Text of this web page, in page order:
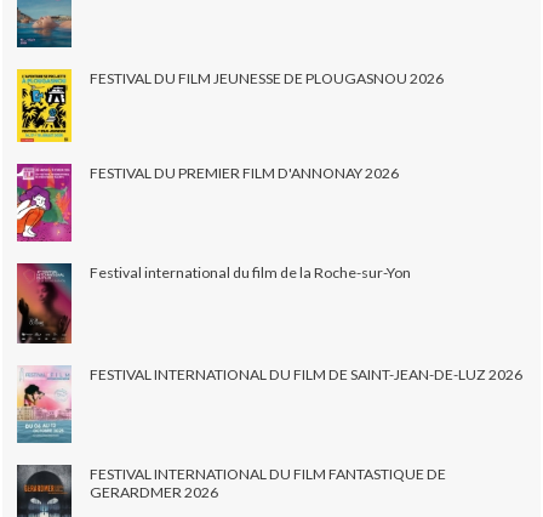
FESTIVAL DU FILM JEUNESSE DE PLOUGASNOU 2026
FESTIVAL DU PREMIER FILM D'ANNONAY 2026
Festival international du film de la Roche-sur-Yon
FESTIVAL INTERNATIONAL DU FILM DE SAINT-JEAN-DE-LUZ 2026
FESTIVAL INTERNATIONAL DU FILM FANTASTIQUE DE
GERARDMER 2026